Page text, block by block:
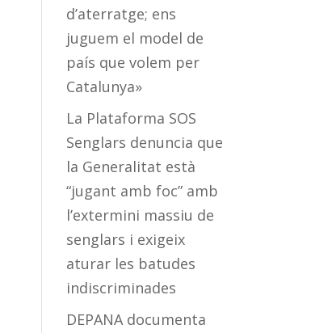
d’aterratge; ens
juguem el model de
país que volem per
Catalunya»
La Plataforma SOS
Senglars denuncia que
la Generalitat està
“jugant amb foc” amb
l’extermini massiu de
senglars i exigeix
aturar les batudes
indiscriminades
DEPANA documenta